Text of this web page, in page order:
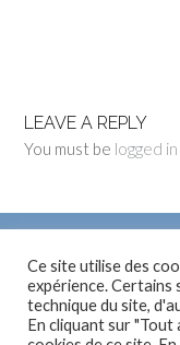
LEAVE A REPLY
You must be logged in
Ce site utilise des
expérience.
technique du site,
En cliquant sur "Tout